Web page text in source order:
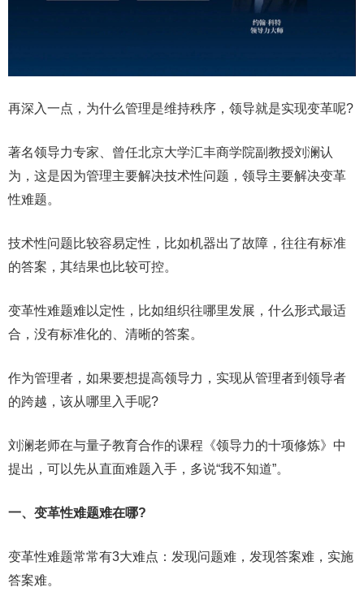
再深入一点，为什么管理是维持秩序，领导就是实现变革呢?
著名领导力专家、曾任北京大学汇丰商学院副教授刘澜认
为，这是因为管理主要解决技术性问题，领导主要解决变革
性难题。
技术性问题比较容易定性，比如机器出了故障，往往有标准
的答案，其结果也比较可控。
变革性难题难以定性，比如组织往哪里发展，什么形式最适
合，没有标准化的、清晰的答案。
作为管理者，如果要想提高领导力，实现从管理者到领导者
的跨越，该从哪里入手呢?
刘澜老师在与量子教育合作的课程《领导力的十项修炼》中
提出，可以先从直面难题入手，多说“我不知道”。
一、变革性难题难在哪?
变革性难题常常有3大难点：发现问题难，发现答案难，实施
答案难。